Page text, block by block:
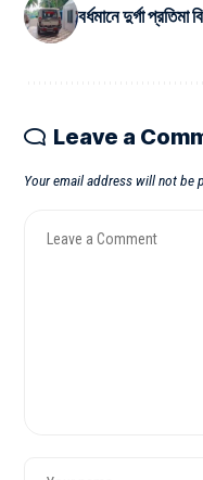
বর্ধমানে দুর্গা
Leave a
Your email address will not be